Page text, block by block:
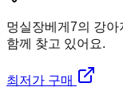
멍실장베게7의 강아
함께 찾고 있어요.
최저가 구매